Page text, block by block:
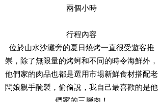
兩個小時
行程內容
​​位於山水沙灘旁的夏日燒烤一直很受遊客推
崇，除了無限量的烤蚵和不同的時令海鮮外，
他們家的肉品也都是選用市場新鮮食材搭配老
闆娘親手醃製，偷偷說，我自己最喜歡的是他